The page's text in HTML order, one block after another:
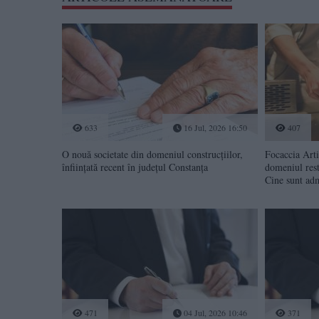
633 16 Jul, 2026 16:50
O nouă societate din domeniul construcțiilor,
înființată recent în județul Constanța
407
Focaccia
domeniul
Cine sunt
471 04 Jul, 2026 10:46 371